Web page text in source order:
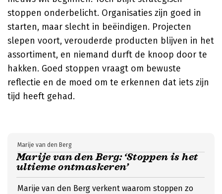
stoppen onderbelicht. Organisaties zijn goed in
starten, maar slecht in beëindigen. Projecten
slepen voort, verouderde producten blijven in het
assortiment, en niemand durft de knoop door te
hakken. Goed stoppen vraagt om bewuste
reflectie en de moed om te erkennen dat iets zijn
tijd heeft gehad.
Marije van den Berg: ‘Stoppen is het
ultieme ontmaskeren’
Marije van den Berg
Marije van den Berg verkent waarom stoppen zo